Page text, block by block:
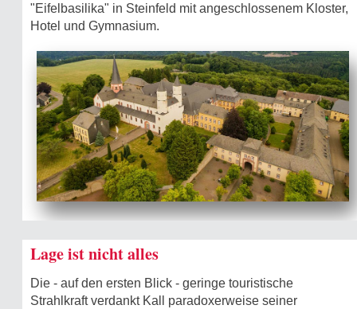
"Eifelbasilika" in Steinfeld mit angeschlossenem Kloster,
Hotel und Gymna­sium.
Lage ist nicht alles
Die - auf den ersten Blick - geringe touristische
Strahlkraft verdankt Kall paradoxerweise seiner